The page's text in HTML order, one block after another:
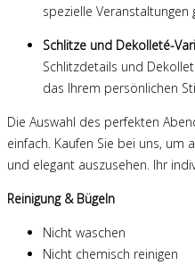
spezielle Veranstaltungen
Schlitze und Dekolleté-
Schlitzdetails und
das Ihrem persönlichen
Die Auswahl des perfekten
einfach. Kaufen Sie bei uns, um
und elegant auszusehen. Ihr
Reinigung & Bügeln
Nicht waschen
Nicht chemisch reinigen